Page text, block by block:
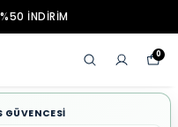
İNDİRİM
0
GÜVENCESİ